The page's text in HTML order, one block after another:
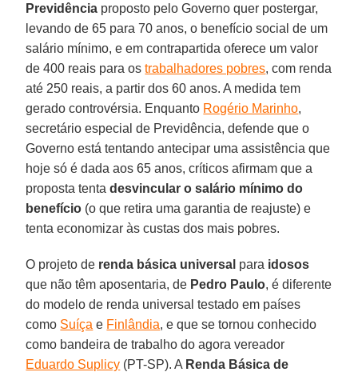
Previdência proposto pelo Governo quer postergar,
levando de 65 para 70 anos, o benefício social de um
salário mínimo, e em contrapartida oferece um valor
de 400 reais para ostrabalhadores pobres, com renda
até 250 reais, a partir dos 60 anos. A medida tem
gerado controvérsia. Enquanto Rogério Marinho,
secretário especial de Previdência, defende que o
Governo está tentando antecipar uma assistência que
hoje só é dada aos 65 anos, críticos afirmam que a
proposta tentadesvincular o salário mínimo do
benefício (o que retira uma garantia de reajuste) e
tenta economizar às custas dos mais pobres.
O projeto de renda básica universal para idosos
que não têm aposentaria, de Pedro Paulo, é diferente
do modelo de renda universal testado em países
como Suíça e Finlândia, e que se tornou conhecido
como bandeira de trabalho do agora vereador
Eduardo Suplicy (PT-SP). A Renda Básica de